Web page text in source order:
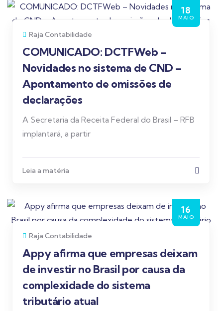
18
MAIO
Raja Contabilidade
COMUNICADO: DCTFWeb –
Novidades no sistema de CND –
Apontamento de omissões de
declarações
A Secretaria da Receita Federal do Brasil – RFB
implantará, a partir
Leia a matéria
16
MAIO
Raja Contabilidade
Appy afirma que empresas deixam
de investir no Brasil por causa da
complexidade do sistema
tributário atual